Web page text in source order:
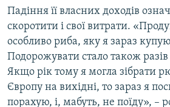
Падіння її власних доходів
скоротити і свої витрати.
особливо риба, яку я зараз
Подорожувати стало також
Якщо рік тому я могла зібрати
Європу на вихідні, то зараз я
порахую, і, мабуть, не поїду», –